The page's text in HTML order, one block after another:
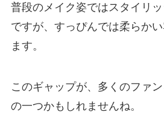
普段のメイク姿ではスタイリ
ですが、すっぴんでは柔らか
ます。
このギャップが、多くのファ
の一つかもしれませんね。